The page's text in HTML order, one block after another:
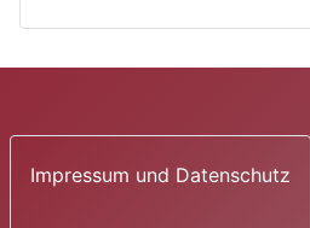
Impressum und Datenschutz